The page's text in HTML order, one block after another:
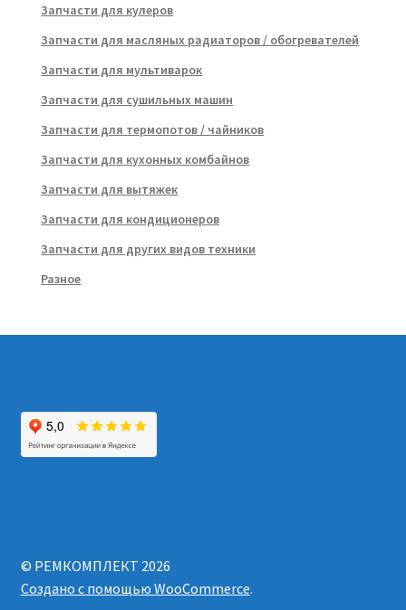
Запчасти для кулеров
Запчасти для масляных радиаторов / обогревателей
Запчасти для мультиварок
Запчасти для сушильных машин
Запчасти для термопотов / чайников
Запчасти для кухонных комбайнов
Запчасти для вытяжек
Запчасти для кондиционеров
Запчасти для других видов техники
Разное
© РЕМКОМПЛЕКТ 2026
Создано с помощью WooCommerce.